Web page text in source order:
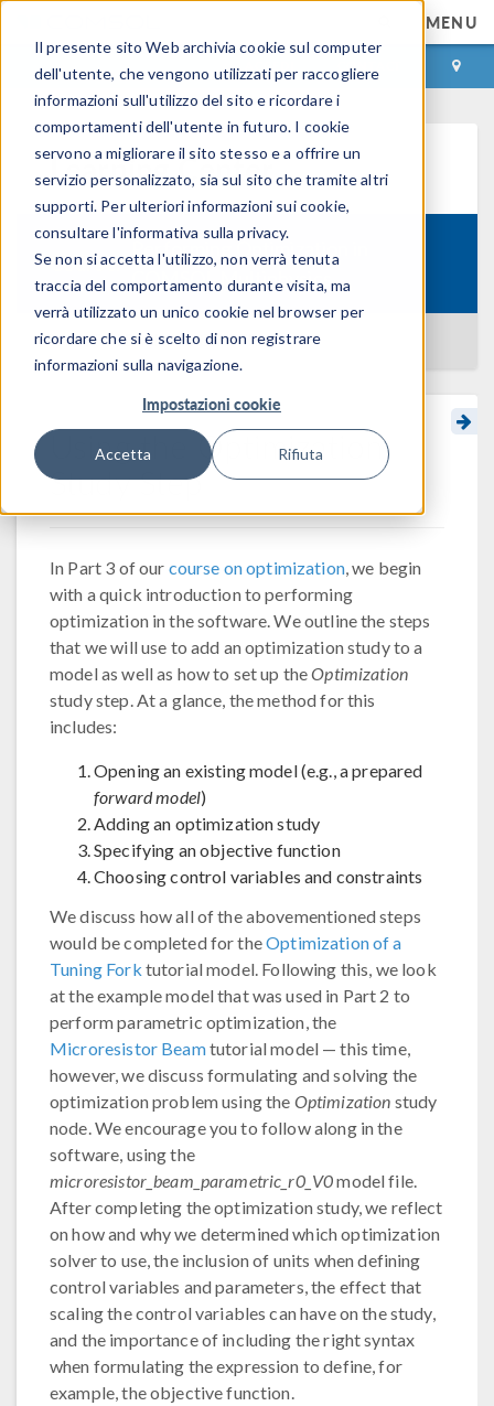
Il presente sito Web archivia cookie sul computer
dell'utente, che vengono utilizzati per raccogliere
informazioni sull'utilizzo del sito e ricordare i
comportamenti dell'utente in futuro. I cookie
servono a migliorare il sito stesso e a offrire un
servizio personalizzato, sia sul sito che tramite altri
supporti. Per ulteriori informazioni sui cookie,
consultare l'informativa sulla privacy.
Se non si accetta l'utilizzo, non verrà tenuta
traccia del comportamento durante visita, ma
verrà utilizzato un unico cookie nel browser per
ricordare che si è scelto di non registrare
informazioni sulla navigazione.
Impostazioni cookie
Accetta Rifiuta
MENU
ACCEDI CONTACT
Learning Center
Course:
Performing Optimization in
COMSOL Multiphysics
BACK TO LEARNING CENTER
Using the Optimization
Study Step
In Part 3 of our course on optimization, we begin
with a quick introduction to performing
optimization in the software. We outline the steps
that we will use to add an optimization study to a
model as well as how to set up theOptimization
study step. At a glance, the method for this
includes:
Opening an existing model (e.g., a prepared
forward model)
Adding an optimization study
Specifying an objective function
Choosing control variables and constraints
We discuss how all of the abovementioned steps
would be completed for theOptimization of a
Tuning Fork tutorial model. Following this, we look
at the example model that was used in Part 2 to
perform parametric optimization, the
Microresistor Beamtutorial model — this time,
however, we discuss formulating and solving the
optimization problem using the Optimization study
node. We encourage you to follow along in the
software, using the
microresistor_beam_parametric_r0_V0model file.
After completing the optimization study, we reflect
on how and why we determined which optimization
solver to use, the inclusion of units when defining
control variables and parameters, the effect that
scaling the control variables can have on the study,
and the importance of including the right syntax
when formulating the expression to define, for
example, the objective function.